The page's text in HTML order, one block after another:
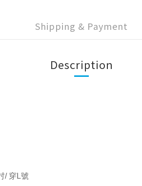
Shipping & Payment
Description
/ 穿L號